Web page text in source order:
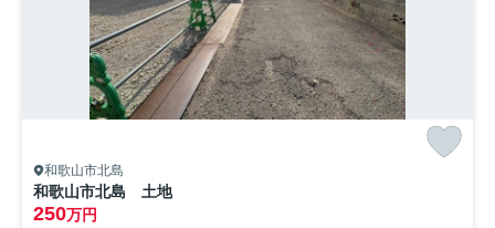
和歌山市北島
和歌山市北島 土地
250万円